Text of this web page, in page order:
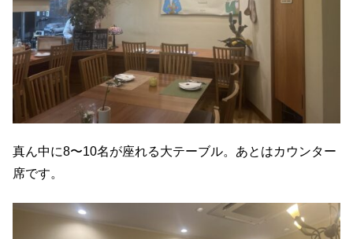
真ん中に8〜10名が座れる大テーブル。あとはカウンター
席です。